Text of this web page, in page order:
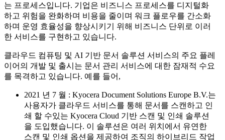
는 프로세스입니다. 기업은 비즈니스 프로세스를 디지털화
하고 위험을 완화하며 비용을 줄이며 워크 플로우를 간소화
하며 운영 효율성을 향상시키기 위해 비즈니스 단위로 이러
한 서비스를 구현하고 있습니다.
클라우드 컴퓨팅 및 AI 기반 문서 솔루션 서비스의 주요 플레
이어의 개발 및 출시는 문서 관리 서비스에 대한 잠재적 수요
를 목격하고 있습니다. 예를 들어,
2021 년 7 월 : Kyocera Document Solutions Europe B.V.는
사용자가 클라우드 서비스를 통해 문서를 스캔하고 인
쇄 할 수있는 Kyocera Cloud 기반 스캔 및 인쇄 솔루션
을 도입했습니다. 이 솔루션은 여러 위치에서 유연한
스캔 및 인쇄 옵션을 제공하여 조직의 하이브리드 작업